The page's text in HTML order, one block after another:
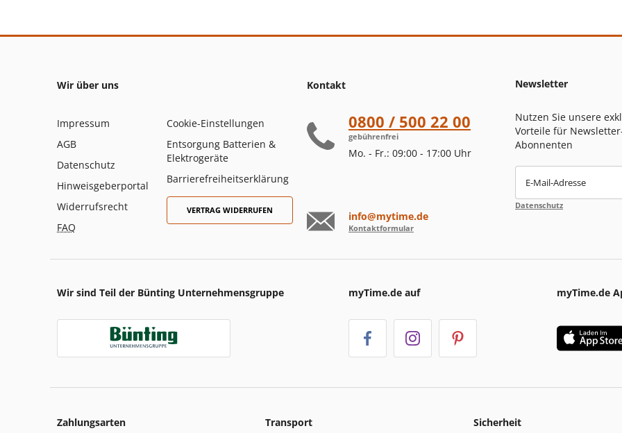
Wir über uns
Impressum
AGB
Datenschutz
Hinweisgeberportal
Widerrufsrecht
FAQ
Cookie-Einstellungen
Entsorgung Batterien &
Elektrogeräte
Barrierefreiheitserklärung
VERTRAG WIDERRUFEN
Kontakt
0800 / 500 22 00
gebührenfrei
Mo. - Fr.: 09:00 - 17:00 Uhr
info@mytime.de
Kontaktformular
Newsletter
Nutzen Sie unsere
Vorteile für
Abonnenten
E-Mail-Adresse
Datenschutz
Wir sind Teil der Bünting Unternehmensgruppe myTime.de auf myTime.de
Zahlungsarten Transport Sicherheit